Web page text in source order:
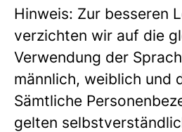
Hinweis: Zur besseren
verzichten wir auf die
Verwendung der
männlich, weiblich und
Sämtliche
gelten